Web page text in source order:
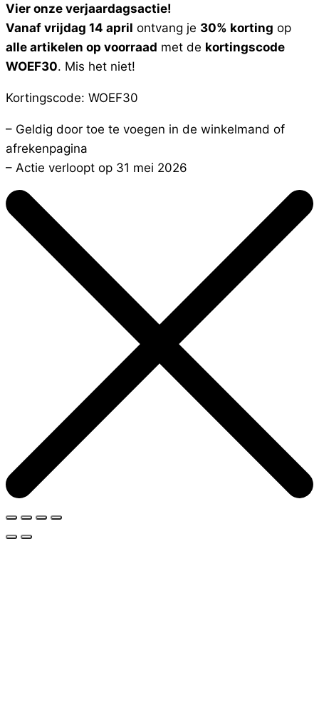
Vier onze verjaardagsactie!
Vanaf vrijdag 14 april ontvang je 30% korting op
alle artikelen op voorraad met de kortingscode
WOEF30. Mis het niet!
Kortingscode: WOEF30
– Geldig door toe te voegen in de winkelmand of
afrekenpagina
– Actie verloopt op 31 mei 2026